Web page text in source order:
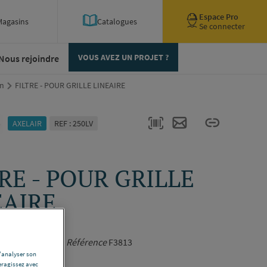
Catalogues
Espace Pro
Se connecter
rejoindre VOUS AVEZ UN PROJET ?
FILTRE - POUR GRILLE LINEAIRE
AXELAIR REF : 250LV
- POUR GRILLE
RéférenceF3813
complète
son
avec